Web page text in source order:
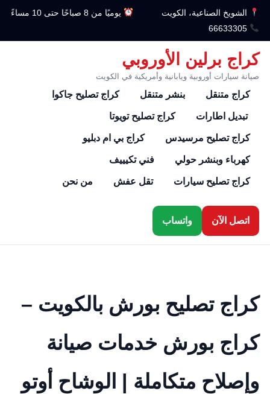
الشويخ الصناعية، الكويت
يوميًا من 8 صباحًا حتى 10 مساءً
66633305
كراج برلين الأوروبي
صيانة سيارات أوروبية ويابانية وأمريكية في الكويت
كراج متنقل بنشر متنقل كراج تصليح جاكوا
تبديل اطارات كراج تصليح تويوتا
كراج تصليح مرسيدس كراج بي ام دبليو
كهرباء وبنشر حولي فني تكيييف
كراج تصليح سيارات تقل عفش من نحن
اتصل الآن واتساب
كراج تصليح بورش بالكويت –
كراج بورش خدمات صيانة
وإصلاح متكاملة | الوشاح أوتو